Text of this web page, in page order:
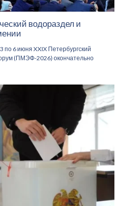
водораздел и
6 июня XXIX Петербургский
(ПМЭФ-2026) окончательно